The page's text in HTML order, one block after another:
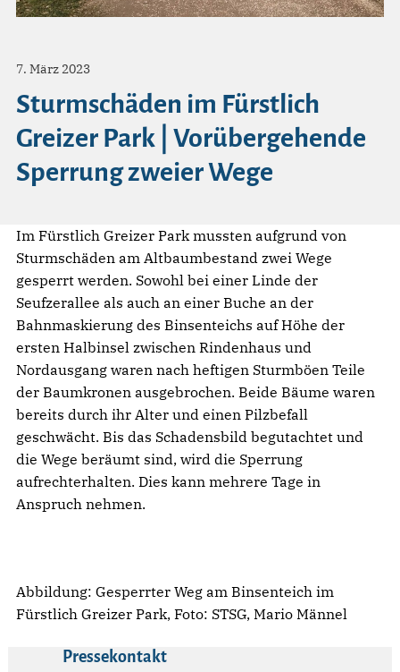
7. März 2023
Sturmschäden im Fürstlich
Greizer Park | Vorübergehende
Sperrung zweier Wege
Im Fürstlich Greizer Park mussten aufgrund von
Sturmschäden am Altbaumbestand zwei Wege
gesperrt werden. Sowohl bei einer Linde der
Seufzerallee als auch an einer Buche an der
Bahnmaskierung des Binsenteichs auf Höhe der
ersten Halbinsel zwischen Rindenhaus und
Nordausgang waren nach heftigen Sturmböen Teile
der Baumkronen ausgebrochen. Beide Bäume waren
bereits durch ihr Alter und einen Pilzbefall
geschwächt. Bis das Schadensbild begutachtet und
die Wege beräumt sind, wird die Sperrung
aufrechterhalten. Dies kann mehrere Tage in
Anspruch nehmen.
Abbildung: Gesperrter Weg am Binsenteich im
Fürstlich Greizer Park, Foto: STSG, Mario Männel
Pressekontakt